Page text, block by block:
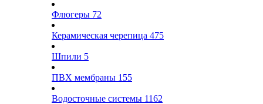
Флюгеры 72
Керамическая черепица 475
Шпили 5
ПВХ мембраны 155
Водосточные системы 1162